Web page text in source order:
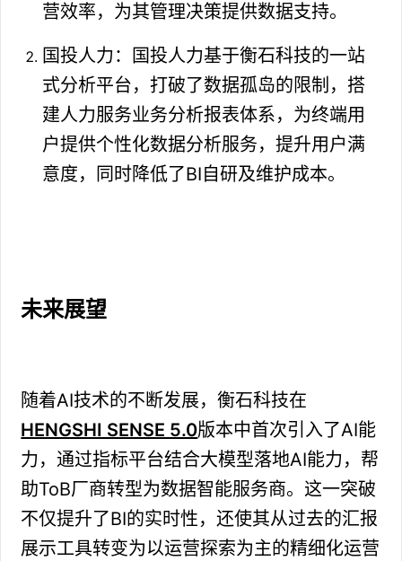
营效率，为其管理决策提供数据支持。
国投人力：国投人力基于衡石科技的一站
式分析平台，打破了数据孤岛的限制，搭
建人力服务业务分析报表体系，为终端用
户提供个性化数据分析服务，提升用户满
意度，同时降低了BI自研及维护成本。
未来展望
随着AI技术的不断发展，衡石科技在
HENGSHI SENSE 5.0版本中首次引入了AI能
力，通过指标平台结合大模型落地AI能力，帮
助ToB厂商转型为数据智能服务商。这一突破
不仅提升了BI的实时性，还使其从过去的汇报
展示工具转变为以运营探索为主的精细化运营